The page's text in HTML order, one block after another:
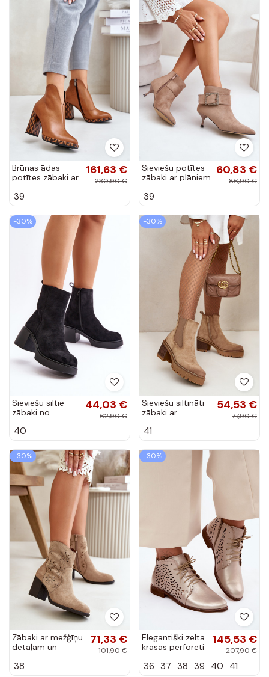
Brūnas ādas
potītes zābaki ar
Messi 2836
161,63 €
230,90 €
39
Sieviešu potītes
zābaki ar plāniem
sprādzēm smilšu
60,83 €
86,90 €
39
-30%
Sieviešu siltie
zābaki no
zamšādas ar
krāsā Meriluna
44,03 €
62,90 €
40
-30%
Sieviešu siltināti
zābaki ar
zamšādas
krāsā Irissinae
54,53 €
77,90 €
41
-30%
Zābaki ar mežģīņu
detaļām un
mākslīgās
71,33 €
101,90 €
38
-30%
Elegantiški zelta
krāsas perforēti
platām
145,53 €
207,90 €
36 37 38 39 40 41